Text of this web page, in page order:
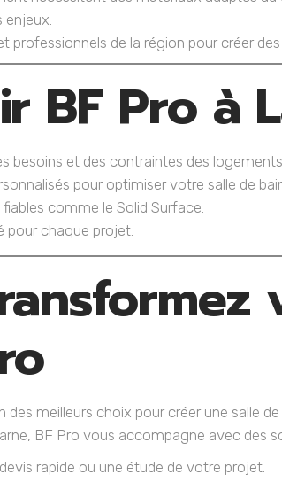
enjeux.
professionnels de la région pour créer
BF Pro à
besoins et des contraintes des
pour optimiser votre salle de
comme le Solid Surface.
pour chaque projet.
des meilleurs choix pour créer une salle
BF Pro vous accompagne avec des
rapide ou une étude de votre projet.